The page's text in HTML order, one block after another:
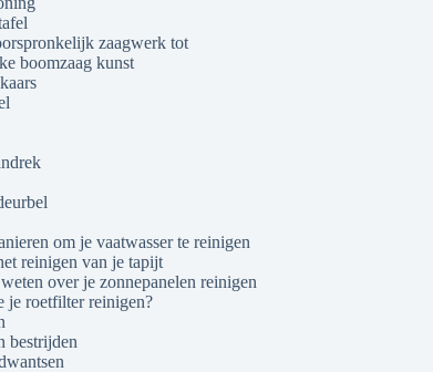
zaagwerk tot
boomzaag kunst
om je vaatwasser te reinigen
reinigen van je tapijt
over je zonnepanelen reinigen
je roetfilter reinigen?
bestrijden